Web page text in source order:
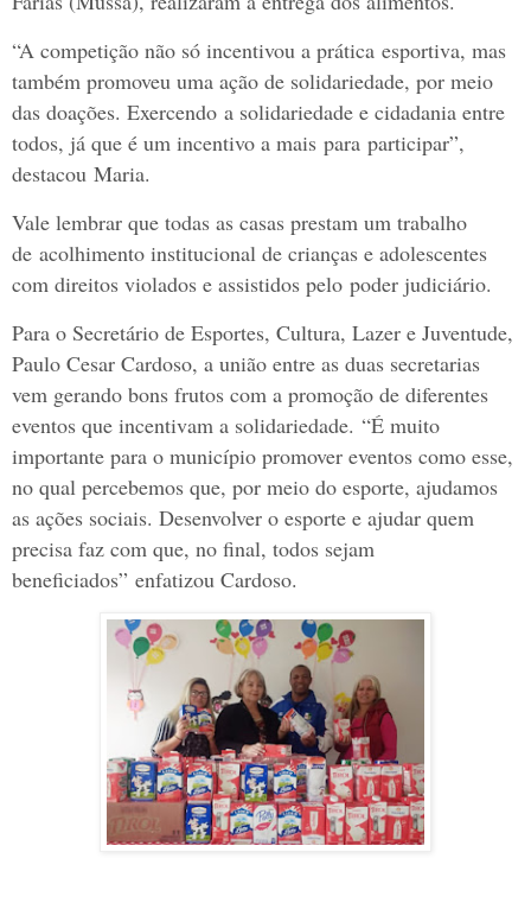
“A competição não só incentivou a prática esportiva, mas
também promoveu uma ação de solidariedade, por meio
das doações. Exercendo a solidariedade e cidadania entre
todos, já que é um incentivo a mais para participar”,
destacou Maria.
Vale lembrar que todas as casas prestam um trabalho
de acolhimento institucional de crianças e adolescentes
com direitos violados e assistidos pelo poder judiciário.
Para o Secretário de Esportes, Cultura, Lazer e Juventude,
Paulo Cesar Cardoso, a união entre as duas secretarias
vem gerando bons frutos com a promoção de diferentes
eventos que incentivam a solidariedade. “É muito
importante para o município promover eventos como esse,
no qual percebemos que, por meio do esporte, ajudamos
as ações sociais. Desenvolver o esporte e ajudar quem
precisa faz com que, no final, todos sejam
beneficiados” enfatizou Cardoso.